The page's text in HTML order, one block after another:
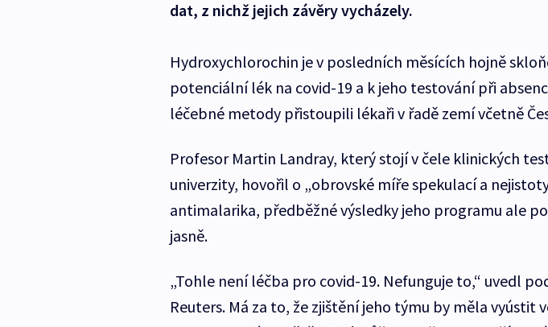
dat, z nichž jejich závěry vycházely.
Hydroxychlorochin je v posledních měsících hojně
potenciální lék na covid-19 a k jeho testování při
léčebné metody přistoupili lékaři v řadě zemí včetně
Profesor Martin Landray, který stojí v čele klinických
univerzity, hovořil o „obrovské míře spekulací a
antimalarika, předběžné výsledky jeho programu ale
jasně.
„Tohle není léčba pro covid-19. Nefunguje to,“ uvedl
Reuters. Má za to, že zjištění jeho týmu by měla vyústit